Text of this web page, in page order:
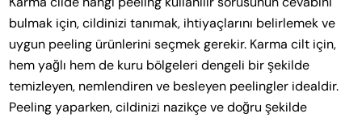
bulmak için, cildinizi tanımak, ihtiyaçlarını belirlemek ve
uygun peeling ürünlerini seçmek gerekir. Karma cilt için,
hem yağlı hem de kuru bölgeleri dengeli bir şekilde
temizleyen, nemlendiren ve besleyen peelingler idealdir.
Peeling yaparken, cildinizi nazikçe ve doğru şekilde